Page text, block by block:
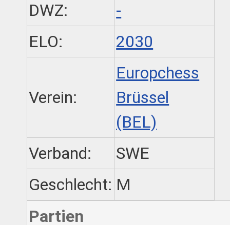
DWZ:
-
ELO:
2030
Verein:
Europchess
Brüssel
(BEL)
Verband:
SWE
Geschlecht: M
Partien